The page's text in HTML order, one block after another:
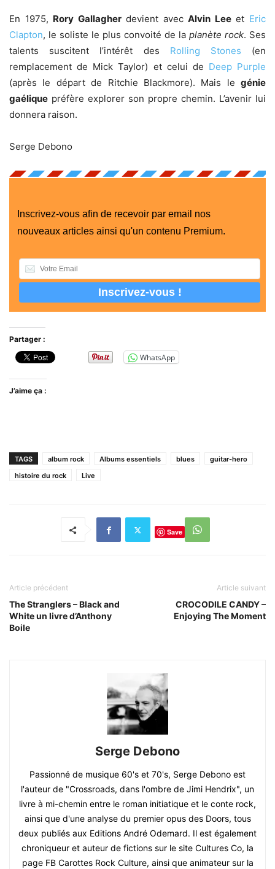
En 1975, Rory Gallagherdevient avecAlvin Leeet Eric
Clapton, le soliste le plus convoité de la planète rock. Ses
talents suscitent l’intérêt des Rolling Stones (en
remplacement de Mick Taylor) et celui de Deep Purple
(après le départ de Ritchie Blackmore). Mais le génie
gaélique préfère explorer son propre chemin. L’avenir lui
donnera raison.
Serge Debono
Inscrivez-vous afin de recevoir par email nos
nouveaux articles ainsi qu'un contenu Premium.
Partager :
WhatsApp
J’aime ça :
TAGS album rock Albums essentiels blues
guitar-hero
histoire du rock
Live
Save
Article précédent
The Stranglers – Black and
White un livre d’Anthony
Boile
Article suivant
CROCODILE CANDY –
Enjoying The Moment
Serge Debono
Passionné de musique 60's et 70's, Serge Debono est
l'auteur de "Crossroads, dans l'ombre de Jimi Hendrix", un
livre à mi-chemin entre le roman initiatique et le conte rock,
ainsi que d'une analyse du premier opus des Doors, tous
deux publiés aux Editions André Odemard. Il est également
chroniqueur et auteur de fictions sur le site Cultures Co, la
page FB Carottes Rock Culture, ainsi que animateur sur la